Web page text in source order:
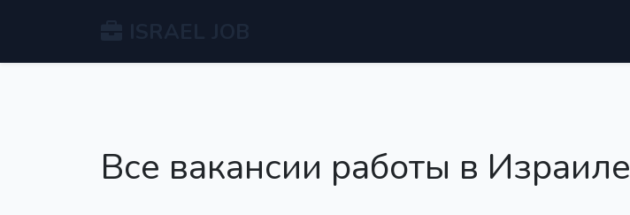
Все вакансии работы в Израиле